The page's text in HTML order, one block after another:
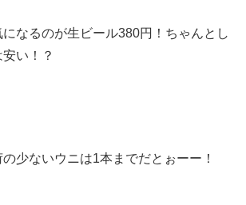
なるのが生ビール380円！ちゃんとし
い！？
少ないウニは1本までだとぉーー！